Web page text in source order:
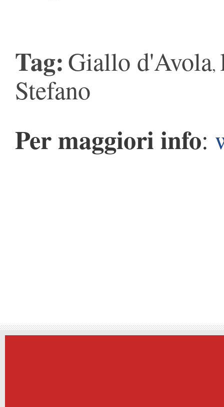
Tag:Giallo d'Avola,
Stefano
Per maggiori info: